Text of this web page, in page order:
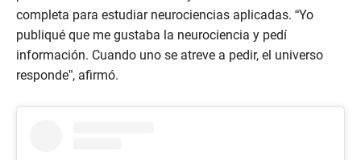
completa para estudiar neurociencias aplicadas. “Yo
publiqué que me gustaba la neurociencia y pedí
información. Cuando uno se atreve a pedir, el universo
responde”, afirmó.